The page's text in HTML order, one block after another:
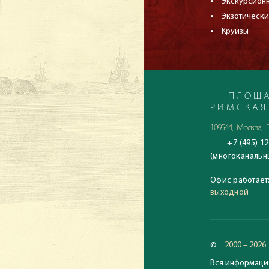
Круизы
РИМСКАЯ
109544, Москва,
+7 (495)
Офис работает:
выходной
© 2000 – 2026
Вся